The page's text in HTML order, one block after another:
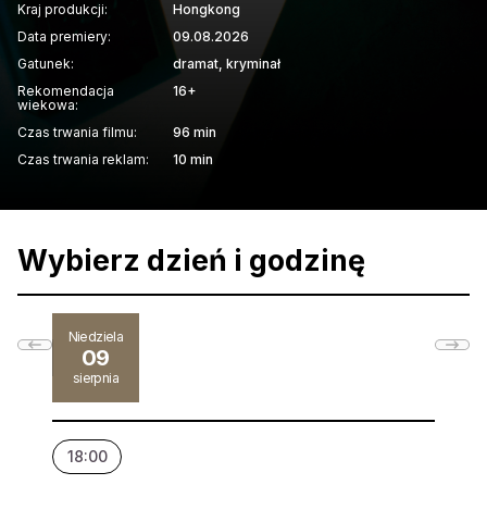
Kraj produkcji:
Hongkong
Data premiery:
09.08.2026
Gatunek:
dramat, kryminał
Rekomendacja
wiekowa:
16+
Czas trwania filmu:
96 min
Czas trwania reklam:
10 min
Wybierz dzień i godzinę
Niedziela
09
sierpnia
18:00